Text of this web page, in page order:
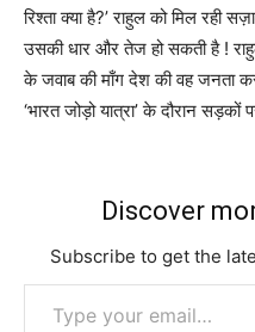
रिश्ता क्या है?’ राहुल को मिल रही
उसकी धार और तेज हो सकती है !
के जवाब की माँग देश की वह जनता
‘भारत जोड़ो यात्रा’ के दौरान सड़कों
Discover
Subscribe to get the
Type your email…